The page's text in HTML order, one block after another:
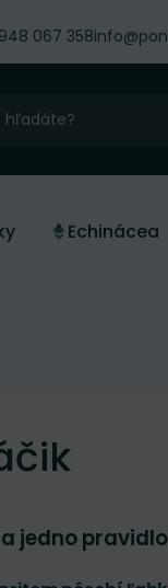
067 358
Echinácea
jedno